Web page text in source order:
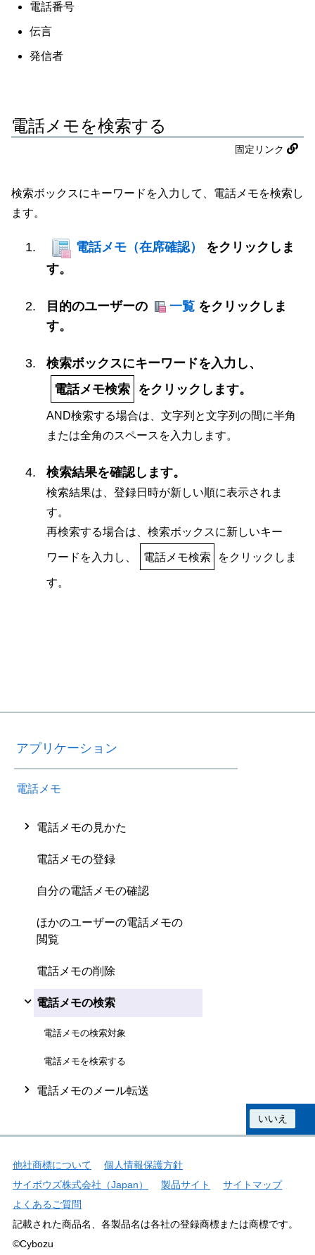
電話番号
伝言
発信者
電話メモを検索する
固定リンク
検索ボックスにキーワードを入力して、電話メモを検索し
ます。
電話メモ（在席確認）
をクリックしま
す。
目的のユーザーの 一覧 をクリックしま
す。
検索ボックスにキーワードを入力し、
電話メモ検索 をクリックします。
AND検索する場合は、文字列と文字列の間に半角
または全角のスペースを入力します。
検索結果を確認します。
検索結果は、登録日時が新しい順に表示されま
す。
再検索する場合は、検索ボックスに新しいキー
ワードを入力し、 電話メモ検索 をクリックしま
す。
アプリケーション
電話メモ
電話メモの見かた
電話メモの登録
自分の電話メモの確認
ほかのユーザーの電話メモの
閲覧
電話メモの削除
電話メモの検索
電話メモの検索対象
電話メモを検索する
電話メモのメール転送
いいえ
他社商標について
個人情報保護方針
サイボウズ株式会社（Japan）
製品サイト
サイトマップ
よくあるご質問
記載された商品名、各製品名は各社の登録商標または商標です。
©Cybozu